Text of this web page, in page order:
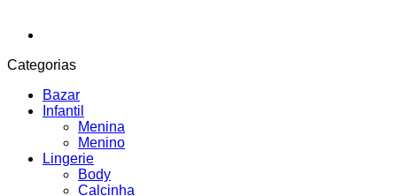
Categorias
Bazar
Infantil
Menina
Menino
Lingerie
Body
Calcinha